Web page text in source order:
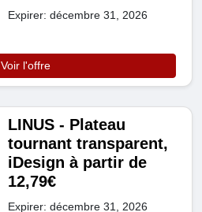
Expirer: décembre 31, 2026
Voir l'offre
LINUS - Plateau
tournant transparent,
iDesign à partir de
12,79€
Expirer: décembre 31, 2026